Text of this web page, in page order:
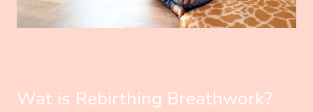
Wat is Rebirthing Breathwork?